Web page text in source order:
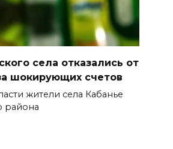
села отказались от
шокирующих счетов
жители села Кабанье
района